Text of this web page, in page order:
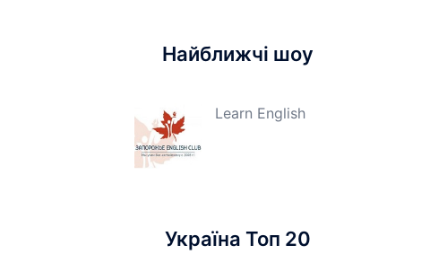
Найближчі шоу
Learn English
Україна Топ 20